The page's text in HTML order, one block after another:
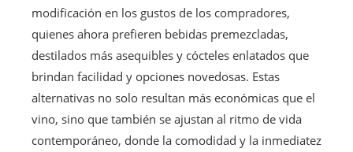
modificación en los gustos de los compradores,
quienes ahora prefieren bebidas premezcladas,
destilados más asequibles y cócteles enlatados que
brindan facilidad y opciones novedosas. Estas
alternativas no solo resultan más económicas que el
vino, sino que también se ajustan al ritmo de vida
contemporáneo, donde la comodidad y la inmediatez